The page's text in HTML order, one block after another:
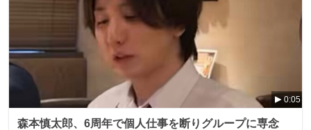
0:05
森本慎太郎、6周年で個人仕事を断りグループに専念